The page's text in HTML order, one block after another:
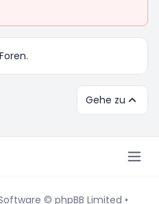
Gehe zu
© phpBB Limited •